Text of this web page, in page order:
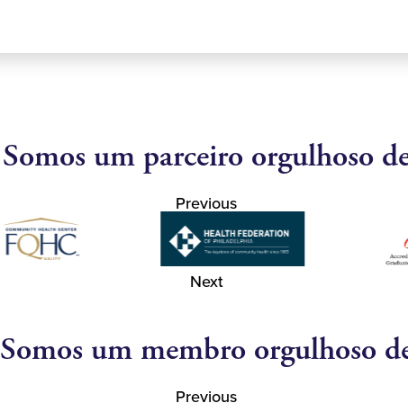
Somos um parceiro orgulhoso
Previous
Next
Somos um membro orgulhoso
Previous